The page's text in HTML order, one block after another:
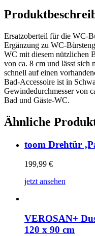
Ersatzoberteil für die WC-
Ergänzung zu WC-
WC mit diesem nützlichen
von ca. 8 cm und lässt sich
schnell auf einen
Bad-Accessoire ist in
Gewindedurchmesser von
Bad und Gäste-WC.
Ähnliche
toom Drehtür
199,99 €
jetzt ansehen
VEROSAN+
120 x 90 cm